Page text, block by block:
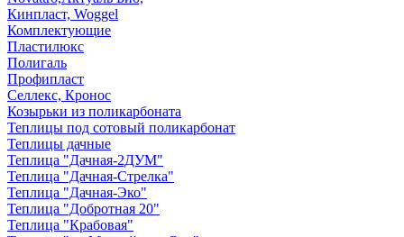
Кинпласт, Woggel
Комплектующие
Пластилюкс
Полигаль
Профипласт
Селлекс, Кронос
Козырьки из поликарбоната
Теплицы под сотовый поликарбонат
Теплицы дачные
Теплица "Дачная-2ДУМ"
Теплица "Дачная-Стрелка"
Теплица "Дачная-Эко"
Теплица "Добротная 20"
Теплица "Крабовая"